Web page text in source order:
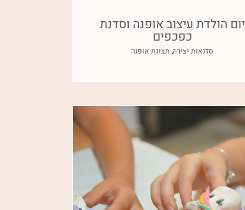
יום הולדת עיצוב אופנה וסדנת
כפכפים
סדנאות יצירה, תצוגת אופנה